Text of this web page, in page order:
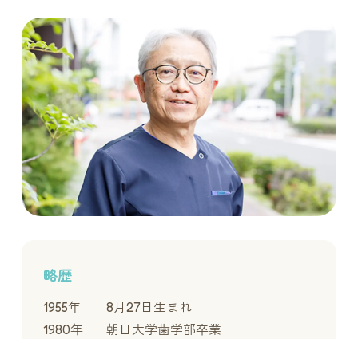
略歴
1955年
8月27日生まれ
1980年
朝日大学歯学部卒業